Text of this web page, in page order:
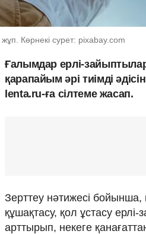
Көрнекі сурет: pixabay.com
Ғалымдар ерлі-
қарапайым әрі тиімді
lenta.ru-ға сілтеме жасап.
Зерттеу нәтижесі бойынша,
құшақтасу, қол ұстасу
арттырып, некеге